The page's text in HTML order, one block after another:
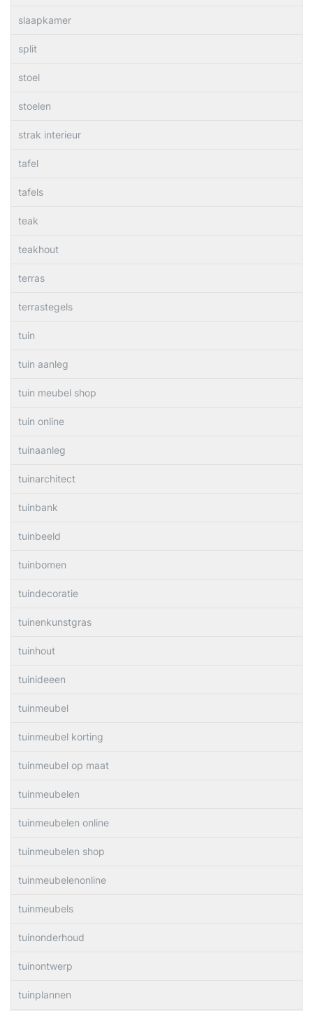
slaapkamer
split
stoel
stoelen
strak interieur
tafel
tafels
teak
teakhout
terras
terrastegels
tuin
tuin aanleg
tuin meubel shop
tuin online
tuinaanleg
tuinarchitect
tuinbank
tuinbeeld
tuinbomen
tuindecoratie
tuinenkunstgras
tuinhout
tuinideeen
tuinmeubel
tuinmeubel korting
tuinmeubel op maat
tuinmeubelen
tuinmeubelen online
tuinmeubelen shop
tuinmeubelenonline
tuinmeubels
tuinonderhoud
tuinontwerp
tuinplannen